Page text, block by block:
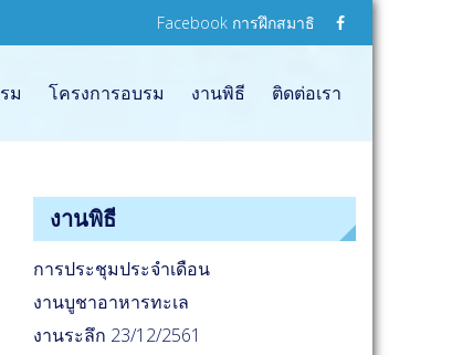
Facebook การฝึกสมาธิ
ม โครงการอบรม งานพิธี ติดต่อเรา
งานพิธี
การประชุมประจำเดือน
งานบูชาอาหารทะเล
งานระลึก 23/12/2561